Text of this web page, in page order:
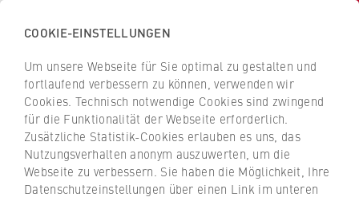
Z
u
ü
k
H
c
h
s
c
h
u
Z
u
r
ü
c
k
Exkursion
Flexible Büroflächen mit
COOKIE-EINSTELLUNGEN
Um unsere Webseite für Sie optimal zu gestalten und
fortlaufend verbessern zu können, verwenden wir
Cookies. Technisch notwendige Cookies sind zwingend
für die Funktionalität der Webseite erforderlich.
Zusätzliche Statistik-Cookies erlauben es uns, das
Nutzungsverhalten anonym auszuwerten, um die
Webseite zu verbessern. Sie haben die Möglichkeit, Ihre
Datenschutzeinstellungen über einen Link im unteren